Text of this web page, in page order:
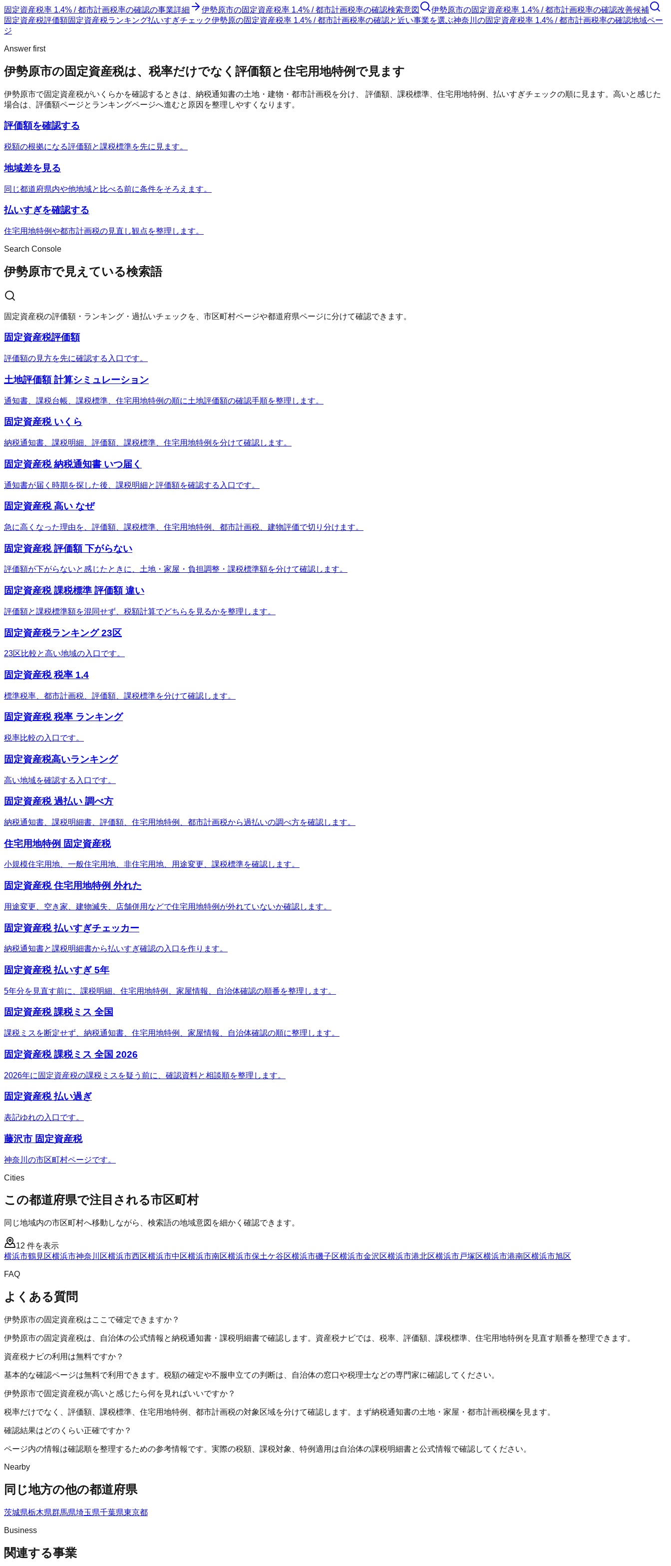
固定資産税率 1.4% / 都市計画税率の確認の事業詳細 伊勢原市の固定資産税率 1.4% / 都市計画税率の確認検索意図 伊勢原市の固定資産税率 1.4% / 都市計画税率の確認改善候補
固定資産税評価額固定資産税ランキング払いすぎチェック伊勢原の固定資産税率 1.4% / 都市計画税率の確認と近い事業を選ぶ神奈川 の固定資産税率 1.4% / 都市計画税率の確認地域ペー
ジ
Answer first
伊勢原市の固定資産税は、税率だけでなく評価額と住宅用地特例で見ます
伊勢原市で固定資産税がいくらかを確認するときは、納税通知書の土地・建物・都市計画税を分け、 評価額、課税標準、住宅用地特例、払いすぎチェックの順に見ます。高いと感じた
場合は、評価額ページとランキングページへ進むと原因を整理しやすくなります。
評価額を確認する
税額の根拠になる評価額と課税標準を先に見ます。
地域差を見る
同じ都道府県内や他地域と比べる前に条件をそろえます。
払いすぎを確認する
住宅用地特例や都市計画税の見直し観点を整理します。
Search Console
伊勢原市で見えている検索語
固定資産税の評価額・ランキング・過払いチェックを、市区町村ページや都道府県ページに分けて確認できます。
固定資産税評価額
評価額の見方を先に確認する入口です。
土地評価額 計算シミュレーション
通知書、課税台帳、課税標準、住宅用地特例の順に土地評価額の確認手順を整理します。
固定資産税 いくら
納税通知書、課税明細、評価額、課税標準、住宅用地特例を分けて確認します。
固定資産税 納税通知書 いつ届く
通知書が届く時期を探した後、課税明細と評価額を確認する入口です。
固定資産税 高い なぜ
急に高くなった理由を、評価額、課税標準、住宅用地特例、都市計画税、建物評価で切り分けます。
固定資産税 評価額 下がらない
評価額が下がらないと感じたときに、土地・家屋・負担調整・課税標準額を分けて確認します。
固定資産税 課税標準 評価額 違い
評価額と課税標準額を混同せず、税額計算でどちらを見るかを整理します。
固定資産税ランキング 23区
23区比較と高い地域の入口です。
固定資産税 税率 1.4
標準税率、都市計画税、評価額、課税標準を分けて確認します。
固定資産税 税率 ランキング
税率比較の入口です。
固定資産税高いランキング
高い地域を確認する入口です。
固定資産税 過払い 調べ方
納税通知書、課税明細書、評価額、住宅用地特例、都市計画税から過払いの調べ方を確認します。
住宅用地特例 固定資産税
小規模住宅用地、一般住宅用地、非住宅用地、用途変更、課税標準を確認します。
固定資産税 住宅用地特例 外れた
用途変更、空き家、建物滅失、店舗併用などで住宅用地特例が外れていないか確認します。
固定資産税 払いすぎチェッカー
納税通知書と課税明細書から払いすぎ確認の入口を作ります。
固定資産税 払いすぎ 5年
5年分を見直す前に、課税明細、住宅用地特例、家屋情報、自治体確認の順番を整理します。
固定資産税 課税ミス 全国
課税ミスを断定せず、納税通知書、住宅用地特例、家屋情報、自治体確認の順に整理します。
固定資産税 課税ミス 全国 2026
2026年に固定資産税の課税ミスを疑う前に、確認資料と相談順を整理します。
固定資産税 払い過ぎ
表記ゆれの入口です。
藤沢市 固定資産税
神奈川の市区町村ページです。
Cities
この都道府県で注目される市区町村
同じ地域内の市区町村へ移動しながら、検索語の地域意図を細かく確認できます。
12 件を表示
横浜市鶴見区横浜市神奈川区横浜市西区横浜市中区横浜市南区横浜市保土ケ谷区横浜市磯子区横浜市金沢区横浜市港北区横浜市戸塚区横浜市港南区横浜市旭区
FAQ
よくある質問
伊勢原市の固定資産税はここで確定できますか？
伊勢原市の固定資産税は、自治体の公式情報と納税通知書・課税明細書で確認します。資産税ナビでは、税率、評価額、課税標準、住宅用地特例を見直す順番を整理できます。
資産税ナビの利用は無料ですか？
基本的な確認ページは無料で利用できます。税額の確定や不服申立ての判断は、自治体の窓口や税理士などの専門家に確認してください。
伊勢原市で固定資産税が高いと感じたら何を見ればいいですか？
税率だけでなく、評価額、課税標準、住宅用地特例、都市計画税の対象区域を分けて確認します。まず納税通知書の土地・家屋・都市計画税欄を見ます。
確認結果はどのくらい正確ですか？
ページ内の情報は確認順を整理するための参考情報です。実際の税額、課税対象、特例適用は自治体の課税明細書と公式情報で確認してください。
Nearby
同じ地方の他の都道府県
茨城県栃木県群馬県埼玉県千葉県東京都
Business
関連する事業